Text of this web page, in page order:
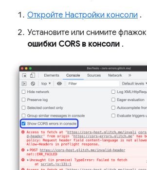
Откройте Настройки консоли .
Установите или снимите флажок
ошибки CORS в консоли .